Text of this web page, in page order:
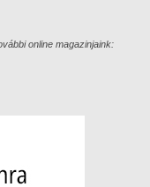
online magazinjaink: